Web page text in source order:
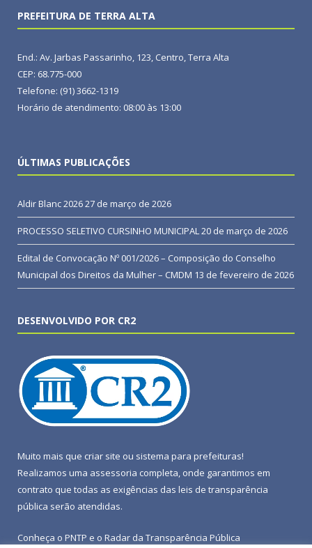
PREFEITURA DE TERRA ALTA
End.: Av. Jarbas Passarinho, 123, Centro, Terra Alta
CEP: 68.775-000
Telefone: (91) 3662-1319
Horário de atendimento: 08:00 às 13:00
ÚLTIMAS PUBLICAÇÕES
Aldir Blanc 202627 de março de 2026
PROCESSO SELETIVO CURSINHO MUNICIPAL20 de março de 2026
Edital de Convocação Nº 001/2026 – Composição do Conselho
Municipal dos Direitos da Mulher – CMDM 13 de fevereiro de 2026
DESENVOLVIDO POR CR2
Muito mais que criar site ou sistema para prefeituras!
Realizamos uma assessoria completa, onde garantimos em
contrato que todas as exigências das leis de transparência
pública serão atendidas.
Conheça o PNTP e o Radar da Transparência Pública